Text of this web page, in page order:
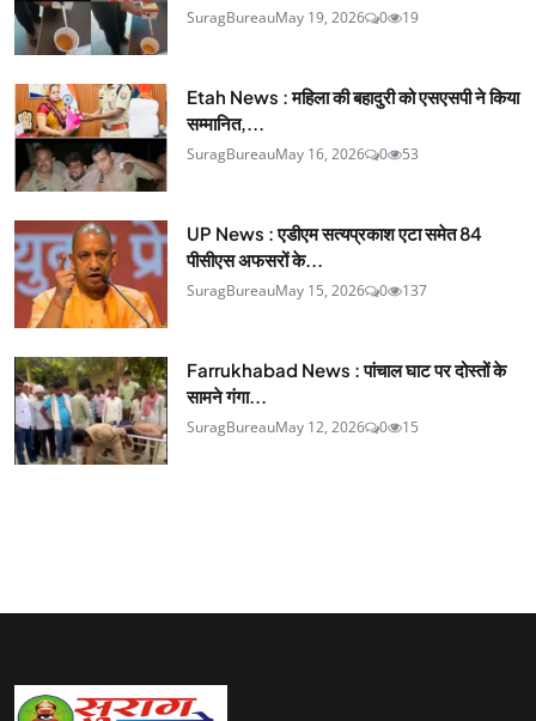
SuragBureauMay 19, 2026 0 19
Etah News : महिला की बहादुरी को एसएसपी ने किया
सम्मानित,...
SuragBureauMay 16, 2026 0 53
UP News : एडीएम सत्यप्रकाश एटा समेत 84
पीसीएस अफसरों के...
SuragBureauMay 15, 2026 0 137
Farrukhabad News : पांचाल घाट पर दोस्तों के
सामने गंगा...
SuragBureauMay 12, 2026 0 15